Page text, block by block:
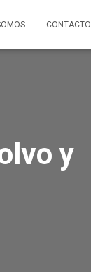
CONTACTO
y